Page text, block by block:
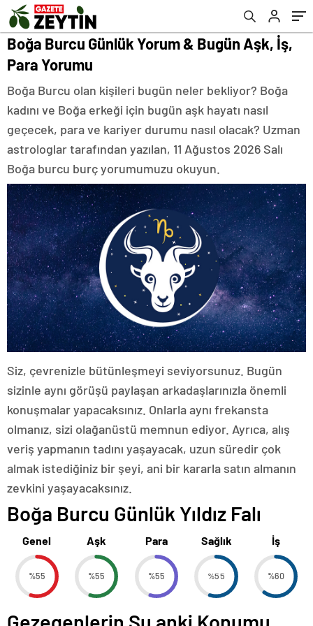
Boğa Burcu Günlük Yorum & Bugün Aşk, İş,
Para Yorumu
Boğa Burcu olan kişileri bugün neler bekliyor? Boğa
kadını ve Boğa erkeği için bugün aşk hayatı nasıl
geçecek, para ve kariyer durumu nasıl olacak? Uzman
astrologlar tarafından yazılan, 11 Ağustos 2026 Salı
Boğa burcu burç yorumumuzu okuyun.
Siz, çevrenizle bütünleşmeyi seviyorsunuz. Bugün
sizinle aynı görüşü paylaşan arkadaşlarınızla önemli
konuşmalar yapacaksınız. Onlarla aynı frekansta
olmanız, sizi olağanüstü memnun ediyor. Ayrıca, alış
veriş yapmanın tadını yaşayacak, uzun süredir çok
almak istediğiniz bir şeyi, ani bir kararla satın almanın
zevkini yaşayacaksınız.
Boğa Burcu Günlük Yıldız Falı
Genel
%55
Aşk
%55
Para
%55
Sağlık
%55
İş
%60